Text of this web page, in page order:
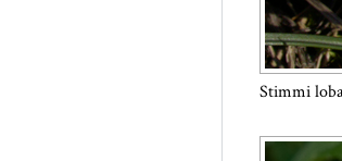
Stimmi